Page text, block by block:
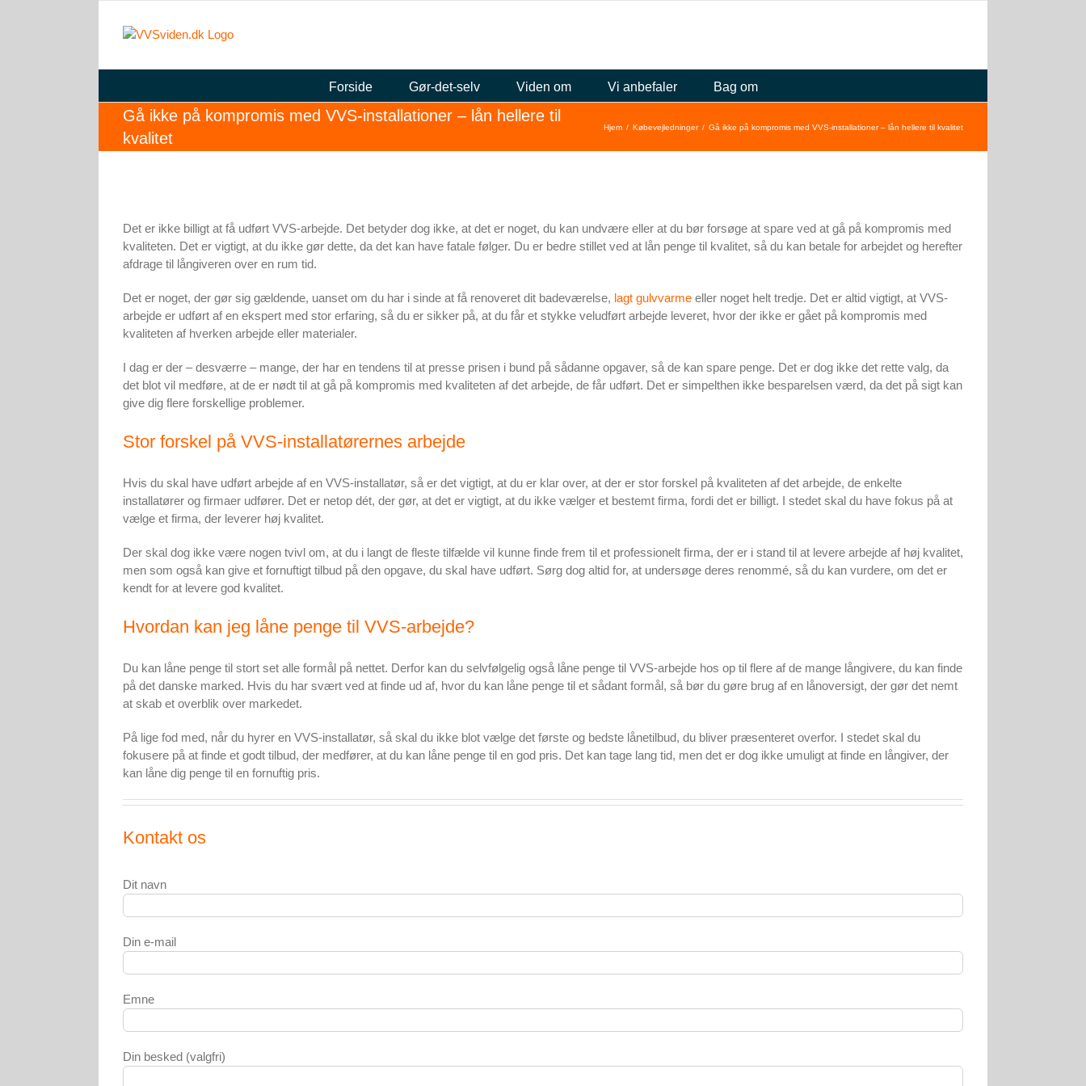
Forside Gør-det-selv Viden om Vi anbefaler Bag om
Gå ikke på kompromis med VVS-installationer – lån hellere til
kvalitet
Hjem Købevejledninger Gå ikke på kompromis med VVS-installationer – lån hellere til kvalitet
Det er ikke billigt at få udført VVS-arbejde. Det betyder dog ikke, at det er noget, du kan undvære eller at du bør forsøge at spare ved at gå på kompromis med
kvaliteten. Det er vigtigt, at du ikke gør dette, da det kan have fatale følger. Du er bedre stillet ved at lån penge til kvalitet, så du kan betale for arbejdet og herefter
afdrage til långiveren over en rum tid.
Det er noget, der gør sig gældende, uanset om du har i sinde at få renoveret dit badeværelse, lagt gulvvarme eller noget helt tredje. Det er altid vigtigt, at VVS-
arbejde er udført af en ekspert med stor erfaring, så du er sikker på, at du får et stykke veludført arbejde leveret, hvor der ikke er gået på kompromis med
kvaliteten af hverken arbejde eller materialer.
I dag er der – desværre – mange, der har en tendens til at presse prisen i bund på sådanne opgaver, så de kan spare penge. Det er dog ikke det rette valg, da
det blot vil medføre, at de er nødt til at gå på kompromis med kvaliteten af det arbejde, de får udført. Det er simpelthen ikke besparelsen værd, da det på sigt kan
give dig flere forskellige problemer.
Stor forskel på VVS-installatørernes arbejde
Hvis du skal have udført arbejde af en VVS-installatør, så er det vigtigt, at du er klar over, at der er stor forskel på kvaliteten af det arbejde, de enkelte
installatører og firmaer udfører. Det er netop dét, der gør, at det er vigtigt, at du ikke vælger et bestemt firma, fordi det er billigt. I stedet skal du have fokus på at
vælge et firma, der leverer høj kvalitet.
Der skal dog ikke være nogen tvivl om, at du i langt de fleste tilfælde vil kunne finde frem til et professionelt firma, der er i stand til at levere arbejde af høj kvalitet,
men som også kan give et fornuftigt tilbud på den opgave, du skal have udført. Sørg dog altid for, at undersøge deres renommé, så du kan vurdere, om det er
kendt for at levere god kvalitet.
Hvordan kan jeg låne penge til VVS-arbejde?
Du kan låne penge til stort set alle formål på nettet. Derfor kan du selvfølgelig også låne penge til VVS-arbejde hos op til flere af de mange långivere, du kan finde
på det danske marked. Hvis du har svært ved at finde ud af, hvor du kan låne penge til et sådant formål, så bør du gøre brug af en lånoversigt, der gør det nemt
at skab et overblik over markedet.
På lige fod med, når du hyrer en VVS-installatør, så skal du ikke blot vælge det første og bedste lånetilbud, du bliver præsenteret overfor. I stedet skal du
fokusere på at finde et godt tilbud, der medfører, at du kan låne penge til en god pris. Det kan tage lang tid, men det er dog ikke umuligt at finde en långiver, der
kan låne dig penge til en fornuftig pris.
Kontakt os
Dit navn
Din e-mail
Emne
Din besked (valgfri)